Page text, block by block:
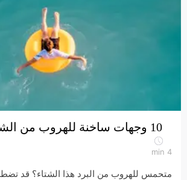
10 وجهات ساخنة للهروب من الشتاء
4
min
متحمس للهروب من البرد هذا الشتاء؟ قد